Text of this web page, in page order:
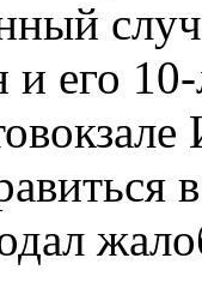
его 10-